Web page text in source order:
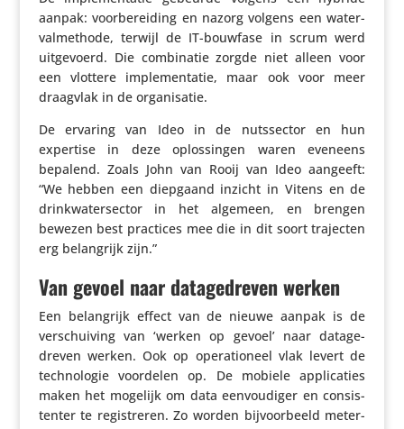
aanpak: voor­be­rei­ding en nazorg volgens een water­
val­me­thode, terwijl de IT-bouwfase in scrum werd
uitge­voerd. Die combi­natie zorgde niet alleen voor
een vlottere imple­men­tatie, maar ook voor meer
draagvlak in de organisatie.
De ervaring van Ideo in de nuts­sector en hun
expertise in deze oplos­singen waren eveneens
bepalend. Zoals John van Rooij van Ideo aangeeft:
“We hebben een diepgaand inzicht in Vitens en de
drink­wa­ter­sector in het algemeen, en brengen
bewezen best practices mee die in dit soort trajecten
erg belang­rijk zijn.”
Van gevoel naar datagedreven werken
Een belang­rijk effect van de nieuwe aanpak is de
verschui­ving van ‘werken op gevoel’ naar data­ge­
dreven werken. Ook op opera­ti­o­neel vlak levert de
tech­no­logie voordelen op. De mobiele appli­ca­ties
maken het mogelijk om data eenvou­diger en consis­
tenter te regi­streren. Zo worden bijvoor­beeld meter­